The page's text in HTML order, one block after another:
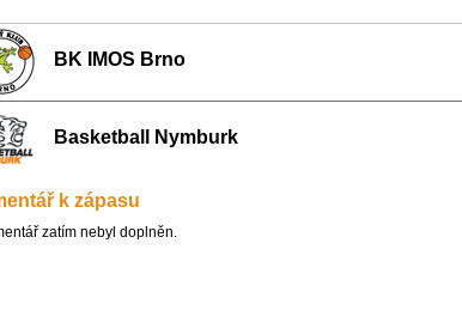
BK IMOS Brno
Basketball Nymburk
k zápasu
zatím nebyl doplněn.